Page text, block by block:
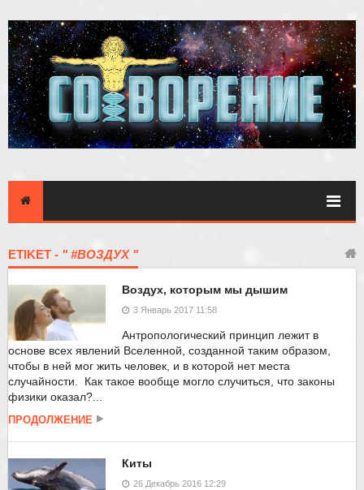
ETIKET - " #ВОЗДУХ "
Воздух, которым мы дышим
3 Январь 2017 11:58
Антропологический принцип лежит в
основе всех явлений Вселенной, созданной таким образом,
чтобы в ней мог жить человек, и в которой нет места
случайности. Как такое вообще могло случиться, что законы
физики оказал?...
ПРОДОЛЖЕНИЕ
Киты
26 Декабрь 2016 12:29